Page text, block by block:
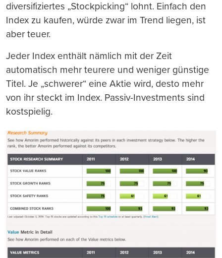
diversifiziertes „Stockpicking“ lohnt. Einfach den
Index zu kaufen, würde zwar im Trend liegen, ist
aber teuer.
Jeder Index enthält nämlich mit der Zeit
automatisch mehr teurere und weniger günstige
Titel. Je „schwerer“ eine Aktie wird, desto mehr
von ihr steckt im Index. Passiv-Investments sind
kostspielig.